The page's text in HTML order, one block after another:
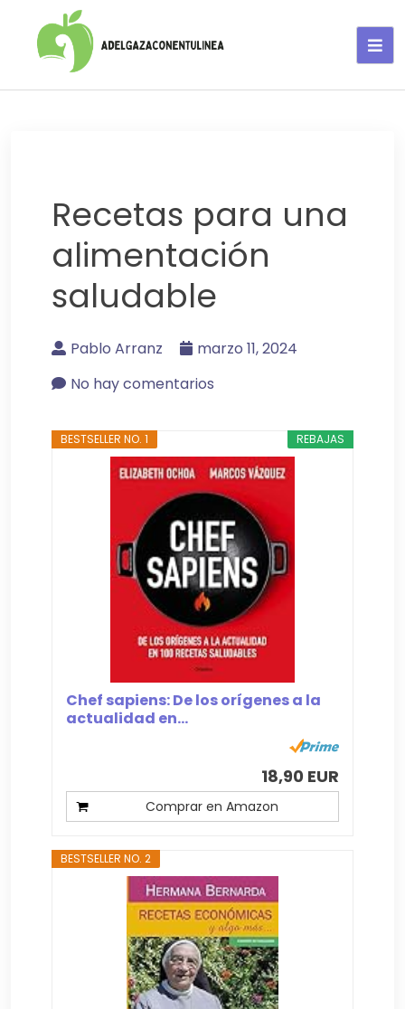
Recetas para una
alimentación
saludable
Pablo Arranz
marzo 11, 2024
No hay comentarios
REBAJAS
BESTSELLER NO. 1
Chef sapiens: De los orígenes a la
actualidad en...
18,90 EUR
Comprar en Amazon
BESTSELLER NO. 2